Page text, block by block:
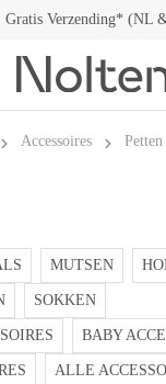
Gratis Verzending* (NL
Accessoires Petten
MUTSEN
SOKKEN
BABY
ALLE